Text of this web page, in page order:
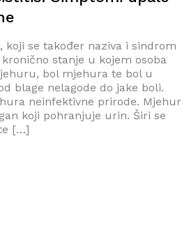
koji se također naziva i sindrom
stanje u kojem osoba
bol mjehura te bol u
blage nelagode do jake boli.
neinfektivne prirode. Mjehur
koji pohranjuje urin. Širi se
[…]